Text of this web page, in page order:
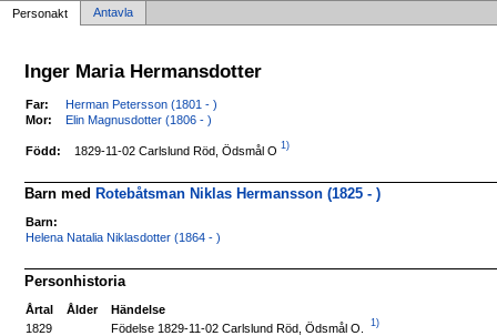
Personakt Antavla
Inger Maria Hermansdotter
Far:
Herman Petersson (1801 - )
Mor:
Elin Magnusdotter (1806 - )
Född: 1829-11-02 Carlslund Röd, Ödsmål O 1)
Barn med Rotebåtsman Niklas Hermansson (1825 - )
Barn:
Helena Natalia Niklasdotter (1864 - )
Personhistoria
Årtal Ålder
Händelse
1829
Födelse 1829-11-02 Carlslund Röd, Ödsmål O. 1)